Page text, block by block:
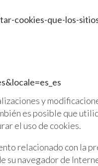
cookies-que-los-
y
es posible que
el uso de cookies.
relacionado con la
su navegador de